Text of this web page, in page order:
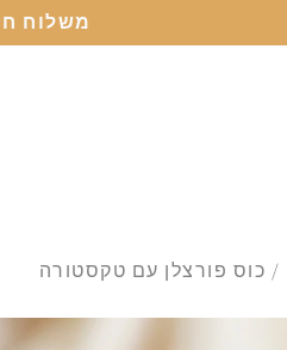
משלוח
/ כוס פורצלן עם טקסטורה